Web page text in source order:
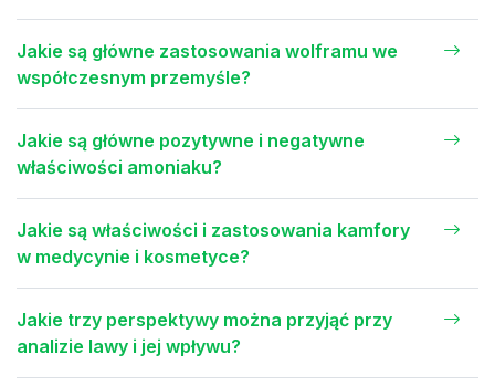
Jakie są główne zastosowania wolframu we
współczesnym przemyśle?
Jakie są główne pozytywne i negatywne
właściwości amoniaku?
Jakie są właściwości i zastosowania kamfory
w medycynie i kosmetyce?
Jakie trzy perspektywy można przyjąć przy
analizie lawy i jej wpływu?